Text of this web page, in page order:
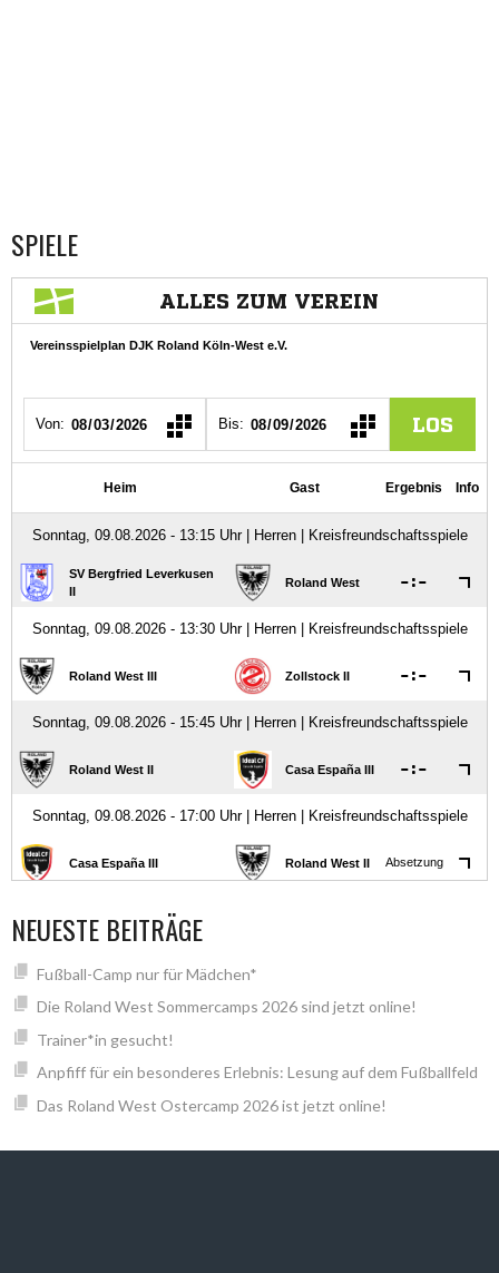
SPIELE
NEUESTE BEITRÄGE
Fußball-Camp nur für Mädchen*
Die Roland West Sommercamps 2026 sind jetzt online!
Trainer*in gesucht!
Anpfiff für ein besonderes Erlebnis: Lesung auf dem Fußballfeld
Das Roland West Ostercamp 2026 ist jetzt online!